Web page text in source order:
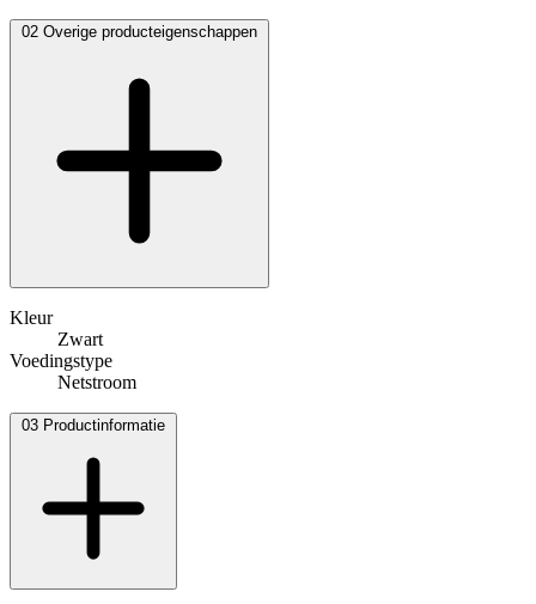
02 Overige producteigenschappen
Kleur
Zwart
Voedingstype
Netstroom
03 Productinformatie